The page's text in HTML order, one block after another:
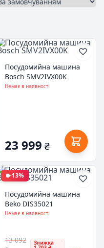
Посудомийна машина
Bosch SMV2IVX00K
Немає в наявності
23 999 ₴
-13%
Посудомийна машина
Beko DIS35021
Немає в наявності
13 092
Знижка